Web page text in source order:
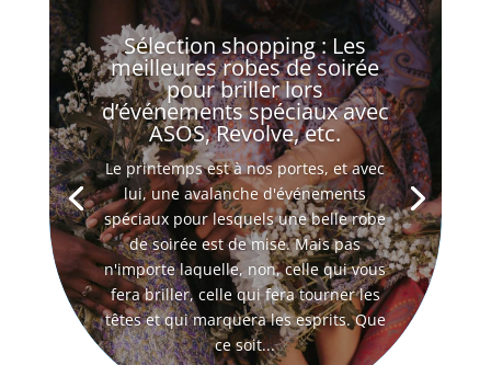
Sélection shopping : Les
meilleures robes de soirée
pour briller lors
d’événements spéciaux avec
ASOS, Revolve, etc.
Le printemps est à nos portes, et avec
lui, une avalanche d'événements
spéciaux pour lesquels une belle robe
de soirée est de mise. Mais pas
n'importe laquelle, non, celle qui vous
fera briller, celle qui fera tourner les
têtes et qui marquera les esprits. Que
ce soit...